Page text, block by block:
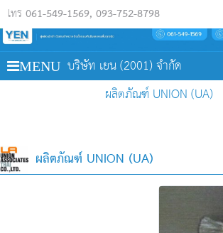
โทร 061-549-1569 093-752-8798
MENU บริษัท เยน (2001) จำกัด
ผลิตภัณฑ์ UNION (UA)
ผลิตภัณฑ์ UNION (UA)